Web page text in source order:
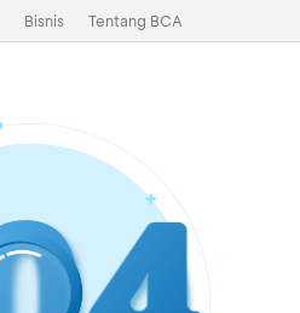
Bisnis Tentang BCA